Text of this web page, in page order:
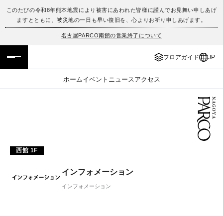
このたびの令和8年熊本地震により被害にあわれた皆様に謹んでお見舞い申しあげ
ますとともに、被災地の一日も早い復旧を、心よりお祈り申しあげます。
名古屋PARCO南館の営業終了について
フロアガイド JP
ホームイベント ニュース アクセス
フロアガイド
イベント・ポップアップ
TAX FREE
PARCOメンバーズ
ENGLISH
日本語
西館 1F
インフォメーション
インフォメーション